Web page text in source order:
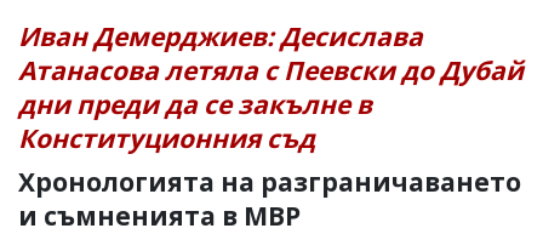
Иван Демерджиев: Десислава
Атанасова летяла с Пеевски до Дубай
дни преди да се закълне в
Конституционния съд
Хронологията на разграничаването
и съмненията в МВР